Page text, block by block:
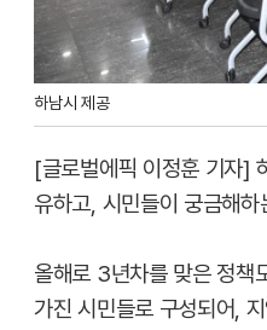
하남시 제공
[글로벌에픽 이정훈 기자]
유하고, 시민들이 궁금해
올해로 3년차를 맞은 정책
가진 시민들로 구성되어,